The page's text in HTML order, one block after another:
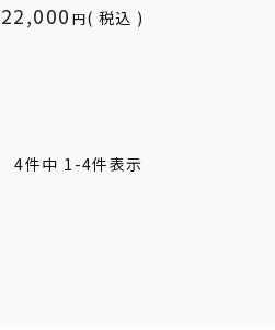
22,000 税込
4件中 1 -4件表示